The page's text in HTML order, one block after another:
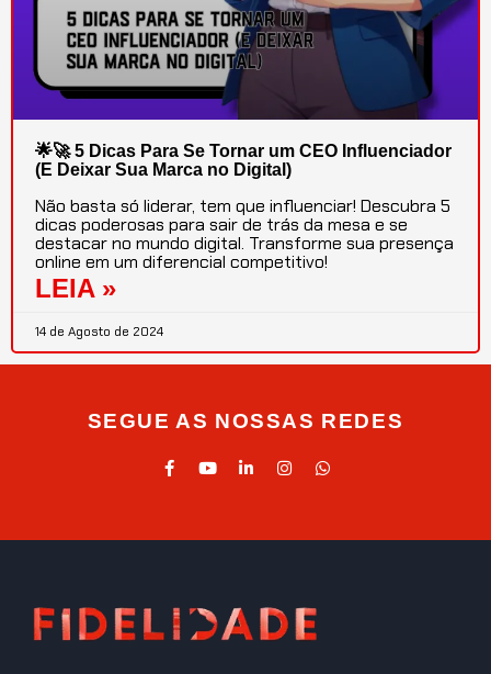
🌟🚀 5 Dicas Para Se Tornar um CEO Influenciador
(E Deixar Sua Marca no Digital)
Não basta só liderar, tem que influenciar! Descubra 5
dicas poderosas para sair de trás da mesa e se
destacar no mundo digital. Transforme sua presença
online em um diferencial competitivo!
LEIA »
14 de Agosto de 2024
SEGUE AS NOSSAS REDES